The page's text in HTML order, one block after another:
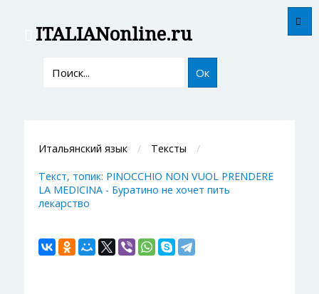
ITALIANonline.ru
Ок
Итальянский язык Тексты
Текст, топик: PINOCCHIO NON VUOL PRENDERE
LA MEDICINA - Буратино не хочет пить
лекарство